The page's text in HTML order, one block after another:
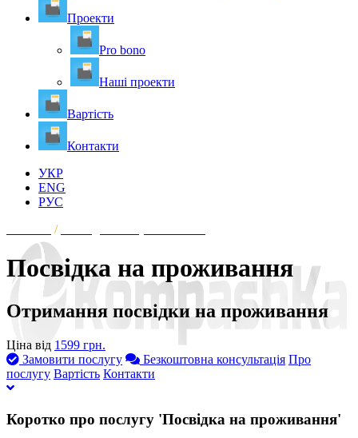
Проекти
Pro bono
Наші проекти
Вартість
Контакти
УКР
ENG
РУС
/
Посвідка на проживання
Отримання посвідки на проживання
Ціна від 1599 грн.
Замовити послугу
Безкоштовна консультація Про
послугу Вартість Контакти
Коротко про послугу 'Посвідка на проживання'